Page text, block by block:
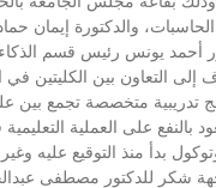
الحاسبات، والدكتورة إيمان
أحمد يونس رئيس قسم
التعاون بين الكليتين في
تدريبية متخصصة تجمع
بالنفع على العملية
بدأ منذ التوقيع عليه
شكر للدكتور مصطفى